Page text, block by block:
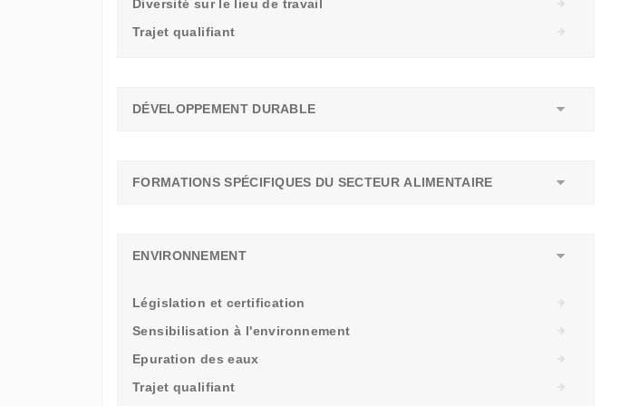
Diversité sur le lieu de travail
Trajet qualifiant
DÉVELOPPEMENT DURABLE
FORMATIONS SPÉCIFIQUES DU SECTEUR ALIMENTAIRE
ENVIRONNEMENT
Législation et certification
Sensibilisation à l'environnement
Epuration des eaux
Trajet qualifiant